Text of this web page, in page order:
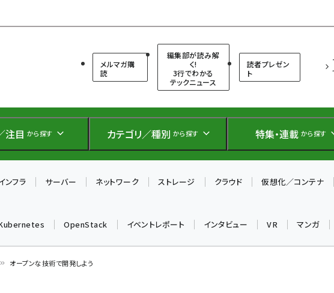
メルマガ購
読
編集部が読み解
く!
3行でわかる
テックニュース
読者プレゼン
ト
注目 から探す カテゴリ／種別 から探す 特集・連載 から探す
ンフラ サーバー ネットワーク ストレージ クラウド 仮想化／コンテナ
OpenStack イベントレポート インタビュー VR マンガ
オープンな技術で開発しよう